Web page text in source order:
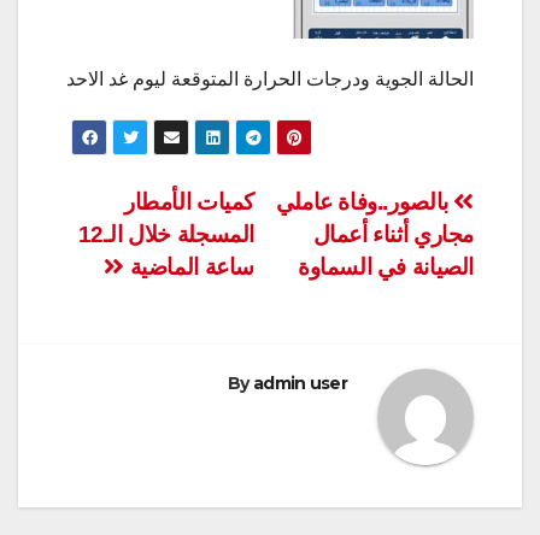
الحالة الجوية ودرجات الحرارة المتوقعة ليوم غد الاحد
تصفّح
المقالات
كميات الأمطار
المسجلة خلال الـ12
ساعة الماضية
بالصور..وفاة عاملي
مجاري أثناء أعمال
الصيانة في السماوة
Byadmin user